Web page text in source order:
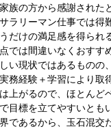
族の方から感謝された
ラリーマン仕事では得
だけの満足感を得られ
では間違いなくおすす
い現状ではあるものの
務経験＋学習により取
上がるので、ほとんど
目標を立てやすいとも
であるから、玉石混交